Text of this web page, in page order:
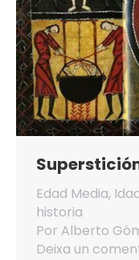
Edad Media,
historia
Por Alberto
Deixa un